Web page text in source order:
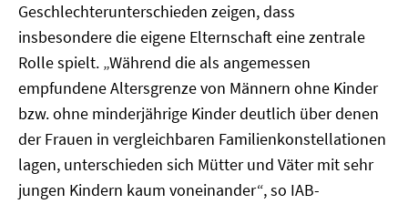
Geschlechterunterschieden zeigen, dass
insbesondere die eigene Elternschaft eine zentrale
Rolle spielt. „Während die als angemessen
empfundene Altersgrenze von Männern ohne Kinder
bzw. ohne minderjährige Kinder deutlich über denen
der Frauen in vergleichbaren Familienkonstellationen
lagen, unterschieden sich Mütter und Väter mit sehr
jungen Kindern kaum voneinander“, so IAB-